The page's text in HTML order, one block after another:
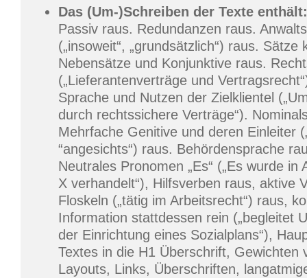
Das (Um-)Schreiben der Texte enthält:
Passiv raus. Redundanzen raus.
(„insoweit“, „grundsätzlich“) raus. Sätze
Nebensätze und Konjunktive raus.
(„Lieferantenverträge und
Sprache und Nutzen der Zielklientel
durch rechtssichere Verträge“).
Mehrfache Genitive und deren Einleiter
“angesichts“) raus. Behördensprache
Neutrales Pronomen „Es“ („Es wurde in
X verhandelt“), Hilfsverben raus, aktive
Floskeln („tätig im Arbeitsrecht“) raus,
Information stattdessen rein („begleitet
der Einrichtung eines Sozialplans“),
Textes in die H1 Überschrift, Gewichten
Layouts, Links, Überschriften,